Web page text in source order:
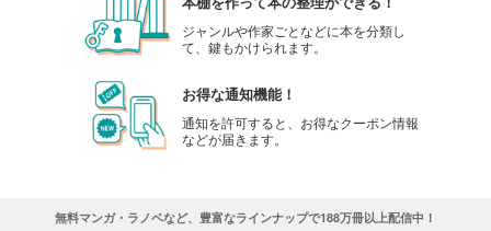
ジャンルや作家ごとなどに本を分類し
て、鍵もかけられます。
お得な通知機能！
通知を許可すると、お得なクーポン情報
などが届きます。
無料マンガ・ラノベなど、豊富なラインナップで188万冊以上配信中！